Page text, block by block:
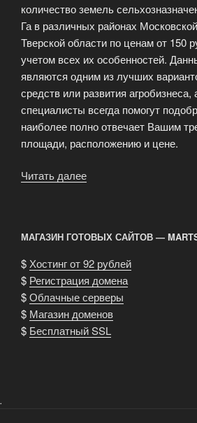
количество земель
Га в различных районах
Тверской области по ценам от 150
учетом всех их особенностей.
являются одним из лучших
средств или развития
специалисты всегда помогут
наиболее полно отвечает Вашим
площади, расположению и цене.
Читать далее
МАГАЗИН ГОТОВЫХ САЙТОВ —
$Хостинг от 92 рублей
$ Регистрация домена
$Облачные серверы
$ Магазин доменов
$ Бесплатный SSL
.